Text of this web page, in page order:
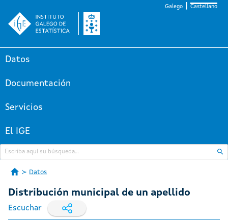
Galego Castellano
Datos
Documentación
Servicios
El IGE
Datos
Distribución municipal de un apellido
Escuchar